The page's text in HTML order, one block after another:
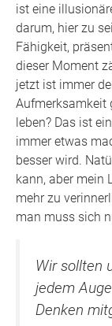
ist eine
darum, hier zu
Fähigkeit,
dieser Moment
jetzt ist immer
Aufmerksamkeit
leben? Das ist
immer etwas
besser wird.
kann, aber mein
mehr zu
man muss sich
Wir sollten
jedem
Denken